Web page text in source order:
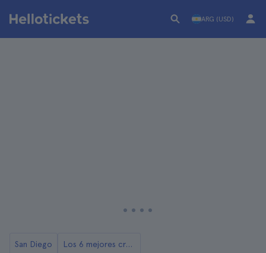
ARG (USD)
San Diego Los 6 mejores cruceros y paseos en barco por San Diego